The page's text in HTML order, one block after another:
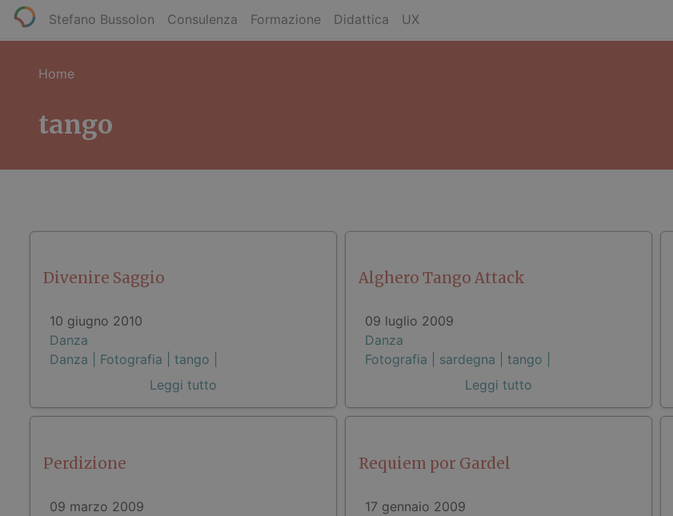
Stefano Bussolon Consulenza Formazione Didattica UX
Home
tango
Divenire Saggio
10 giugno 2010
Danza
Danza | Fotografia | tango |
Leggi tutto
Alghero Tango Attack
09 luglio 2009
Danza
Fotografia | sardegna | tango |
Leggi tutto
Perdizione
09 marzo 2009
Requiem por Gardel
17 gennaio 2009